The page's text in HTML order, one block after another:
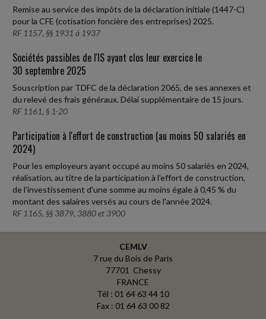
Remise au service des impôts de la déclaration initiale (1447-C)
pour la CFE (cotisation foncière des entreprises) 2025.
RF 1157, §§ 1931 à 1937
Sociétés passibles de l'IS ayant clos leur exercice le
30 septembre 2025
Souscription par TDFC de la déclaration 2065, de ses annexes et
du relevé des frais généraux. Délai supplémentaire de 15 jours.
RF 1161, § 1-20
Participation à l'effort de construction (au moins 50 salariés en
2024)
Pour les employeurs ayant occupé au moins 50 salariés en 2024,
réalisation, au titre de la participation à l'effort de construction,
de l'investissement d'une somme au moins égale à 0,45 % du
montant des salaires versés au cours de l'année 2024.
RF 1165, §§ 3879, 3880 et 3900
CEMLV
7 rue du Bois de Paris
77701 Chessy
FRANCE
Tél : 01 64 63 44 10
Fax : 01 64 63 00 82